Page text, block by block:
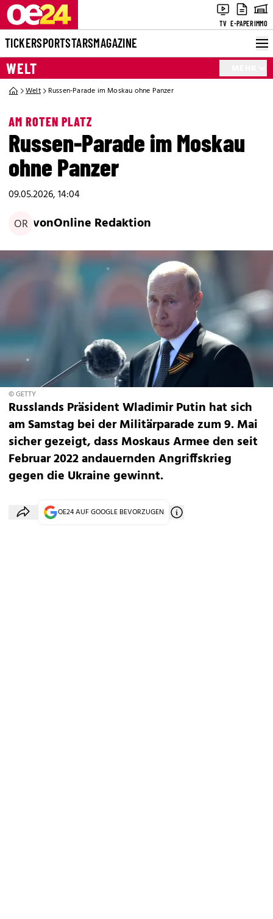
TV E-PAPERIMMO
TICKERSPORTSTARSMAGAZINE
WELT
Welt Russen-Parade im Moskau ohne Panzer
AM ROTEN PLATZ
Russen-Parade im Moskau
ohne Panzer
09.05.2026, 14:04
OR vonOnline Redaktion
© GETTY
Russlands Präsident Wladimir Putin hat sich
am Samstag bei der Militärparade zum 9. Mai
sicher gezeigt, dass Moskaus Armee den seit
Februar 2022 andauernden Angriffskrieg
gegen die Ukraine gewinnt.
OE24 AUF GOOGLE BEVORZUGEN